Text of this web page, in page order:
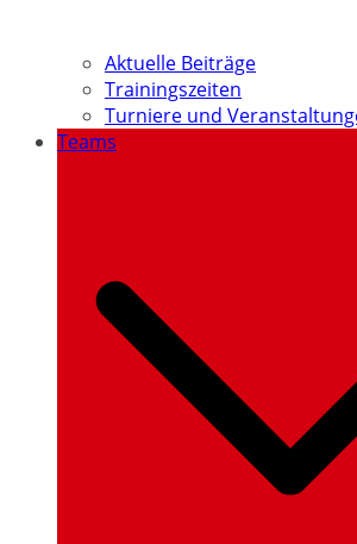
Aktuelle Beiträge
Trainingszeiten
Turniere und
Teams